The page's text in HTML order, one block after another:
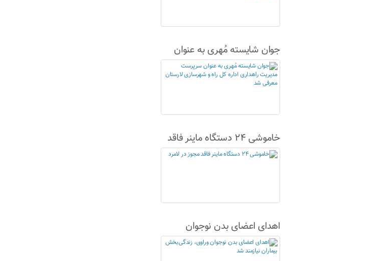
جوان شایسته مُهری به عنوان
سرپرست مدیریت راهداری اداره
کل راه و شهرسازی لارستان
خاموشی ۲۴ دستگاه ماینر فاقد
مجوز در لامرد
اهدای اعضای بدن نوجوان
وراوی، زندگی‌بخش بیماران
نیازمند شد